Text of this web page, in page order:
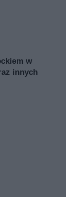
w
innych